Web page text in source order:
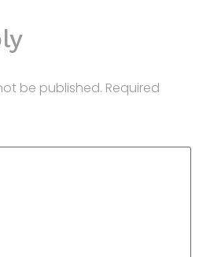
be published. Required